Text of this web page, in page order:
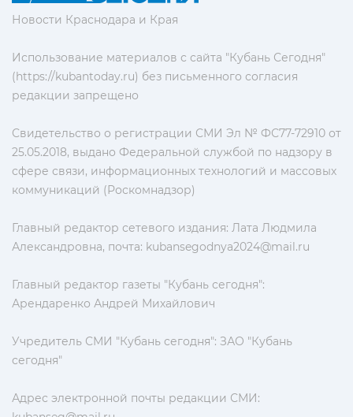
Новости Краснодара и Края
Использование материалов с сайта "Кубань Сегодня"
(https://kubantoday.ru) без письменного согласия
редакции запрещено
Свидетельство о регистрации СМИ Эл № ФС77-72910 от
25.05.2018, выдано Федеральной службой по надзору в
сфере связи, информационных технологий и массовых
коммуникаций (Роскомнадзор)
Главный редактор сетевого издания: Лата Людмила
Александровна, почта: kubansegodnya2024@mail.ru
Главный редактор газеты "Кубань сегодня":
Арендаренко Андрей Михайлович
Учредитель СМИ "Кубань сегодня": ЗАО "Кубань
сегодня"
Адрес электронной почты редакции СМИ: